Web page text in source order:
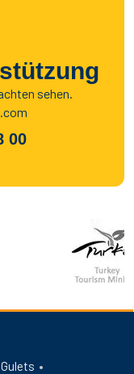
sehen.
00